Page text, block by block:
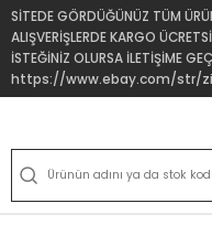
SİTEDE GÖRDÜĞÜNÜZ TÜM
ALIŞVERİŞLERDE KARGO
İSTEĞİNİZ OLURSA İLETİŞİME
https://www.ebay.com/str/